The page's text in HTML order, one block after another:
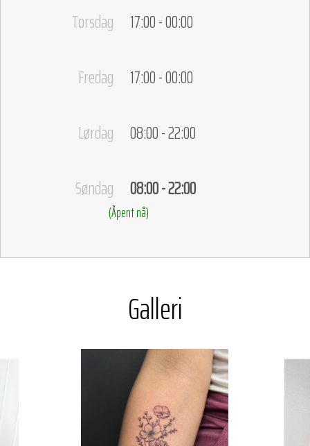
Torsdag
17:00 - 00:00
Fredag
17:00 - 00:00
Lørdag
08:00 - 22:00
Søndag
08:00 - 22:00
(Åpent nå)
Galleri